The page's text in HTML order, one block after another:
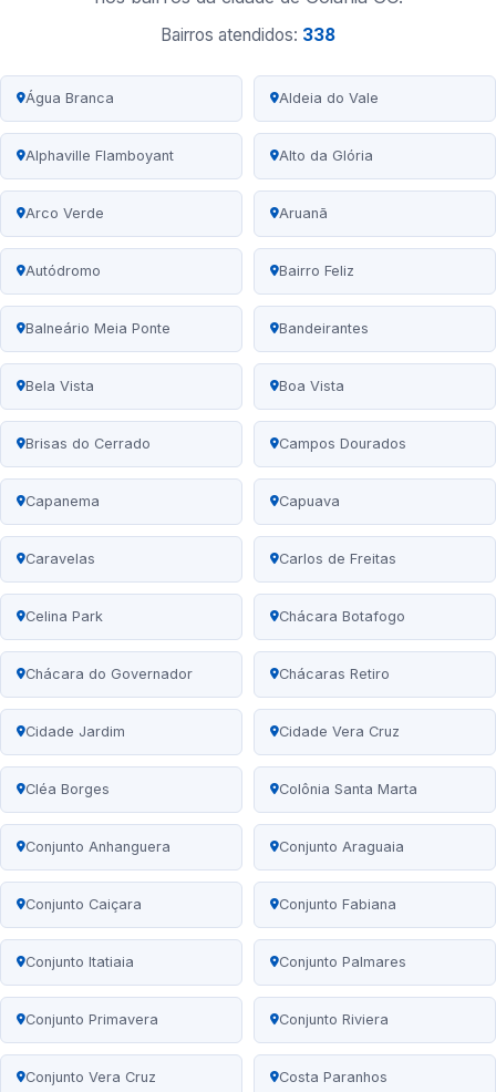
Bairros atendidos: 338
Água Branca Aldeia do Vale
Alphaville Flamboyant Alto da Glória
Arco Verde Aruanã
Autódromo Bairro Feliz
Balneário Meia Ponte Bandeirantes
Bela Vista Boa Vista
Brisas do Cerrado Campos Dourados
Capanema Capuava
Caravelas Carlos de Freitas
Celina Park Chácara Botafogo
Chácara do Governador Chácaras Retiro
Cidade Jardim Cidade Vera Cruz
Cléa Borges Colônia Santa Marta
Conjunto Anhanguera Conjunto Araguaia
Conjunto Caiçara Conjunto Fabiana
Conjunto Itatiaia Conjunto Palmares
Conjunto Primavera Conjunto Riviera
Conjunto Vera Cruz Costa Paranhos